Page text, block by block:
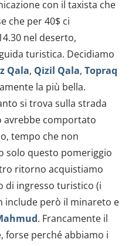
con il taxista che
che per 40$ ci
nel deserto,
turistica. Decidiamo
Qala, Qizil Qala, Topraq
la più bella.
si trova sulla strada
avrebbe comportato
tempo che non
solo questo pomeriggio
ritorno acquistiamo
di ingresso turistico (i
include però il minareto e
. Francamente il
forse perché abbiamo i